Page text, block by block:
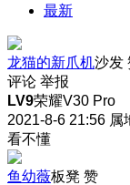
最新
龙猫的新爪机沙发
评论 举报
LV9荣耀V30 Pro
2021-8-6 21:56 属
看不懂
鱼幼薇板凳 赞